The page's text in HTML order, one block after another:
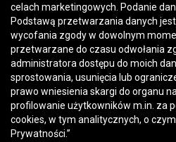
celach marketingowych. Podanie
Podstawą przetwarzania danych
wycofania zgody w dowolnym
przetwarzane do czasu odwołania
administratora dostępu do moich
sprostowania, usunięcia lub
prawo wniesienia skargi do organu
profilowanie użytkowników m.in. za
cookies, w tym analitycznych, o
Prywatności.”